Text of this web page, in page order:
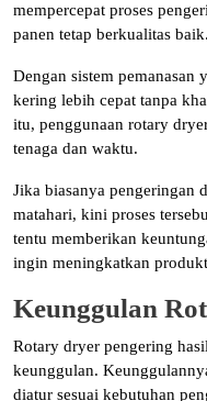
mempercepat proses
panen tetap berkualitas baik.
Dengan sistem pemanasan
kering lebih cepat tanpa
itu, penggunaan rotary
tenaga dan waktu.
Jika biasanya pengeringan
matahari, kini proses
tentu memberikan
ingin meningkatkan
Keunggulan
Rotary dryer pengering
keunggulan.
diatur sesuai kebutuhan